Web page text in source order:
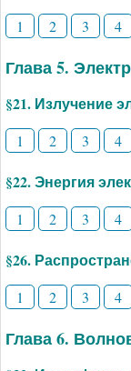
1 2 3 4
Глава 5.
§21. Излучение
1 2 3 4
§22. Энергия
1 2 3 4
§26.
1 2 3 4
Глава 6.